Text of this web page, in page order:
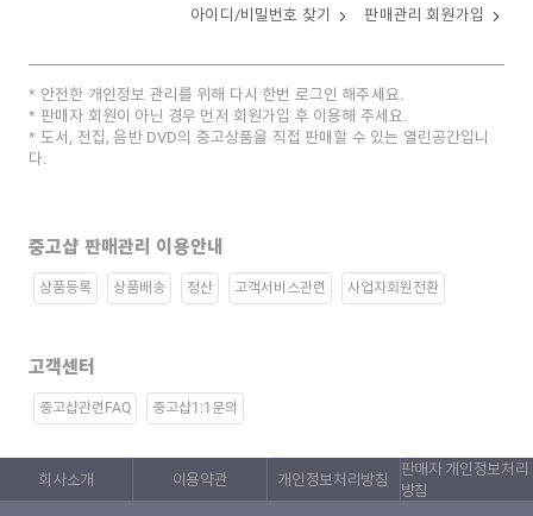
아이디/비밀번호 찾기 판매관리 회원가입
안전한 개인정보 관리를 위해 다시 한번 로그인 해주세요.
판매자 회원이 아닌 경우 먼저 회원가입 후 이용해 주세요.
도서, 전집, 음반 DVD의 중고상품을 직접 판매할 수 있는 열린공간입니
다.
중고샵 판매관리 이용안내
상품등록 상품배송 정산 고객서비스관련 사업자회원전환
고객센터
중고샵관련FAQ 중고샵1:1문의
회사소개 이용약관 개인정보처리방침
판매자 개인정보처리
방침